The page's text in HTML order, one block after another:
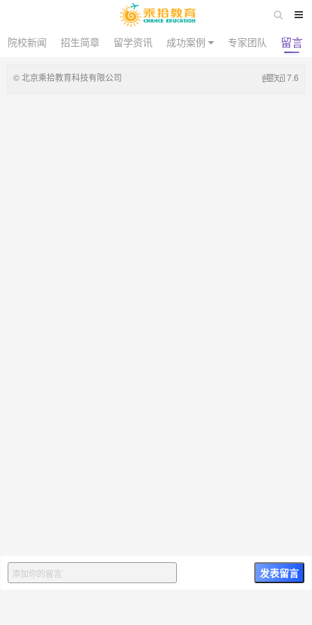
院校新闻 招生简章 留学资讯 成功案例 专家团队 留言
© 北京乘拾教育科技有限公司 7.6